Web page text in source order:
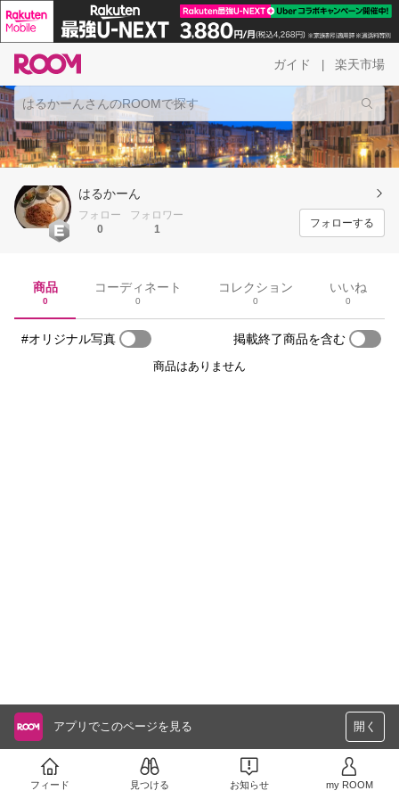
ガイド 楽天市場
はるかーん
フォロー
0
フォロワー
1
フォローする
商品
0
コーディネート
0
コレクション
0
いいね
0
#オリジナル写真 掲載終了商品を含む
商品はありません
アプリでこのページを見る 開く
フィード 見つける お知らせ my ROOM